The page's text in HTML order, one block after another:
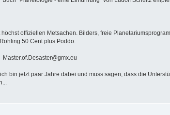
offiziellen Metsachen. Bilders, freie
50 Cent plus Poddo.
bin jetzt paar Jahre dabei und muss sagen, dass die